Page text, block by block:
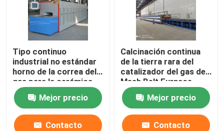
Horno material del ánodo y del cátodo
Generador de gas nitrógeno
Hornos de secado
Horno de Tratamiento Térmico
Tipo continuo
industrial no estándar
horno de la correa del
gas para la cerámica
Mejor precio
Contacto
Calcinación continua
de la tierra rara del
catalizador del gas de
Mesh Belt Furnace
Energy Natural
Mejor precio
Contacto